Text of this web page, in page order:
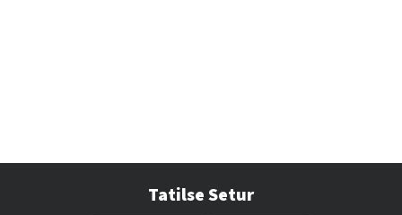
Tatilse Setur